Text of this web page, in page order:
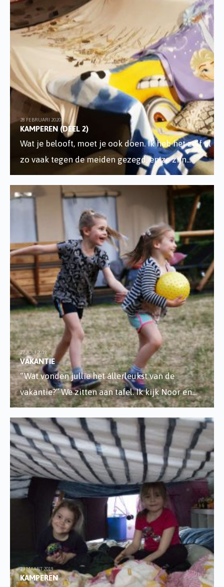
28 FEBRUARI 2020
KAMPEREN (DEEL 2)
Wat je belooft, moet je ook doen. Ik heb het zelf al
zo vaak tegen de meiden gezegd, en ze zijn...
27 JULI 2019
VAKANTIE
“Wat vonden jullie het állerleukst van de
vakantie?” We zitten aan tafel. Ik kijk Noor en...
23 MAART 2019
KAMPEREN